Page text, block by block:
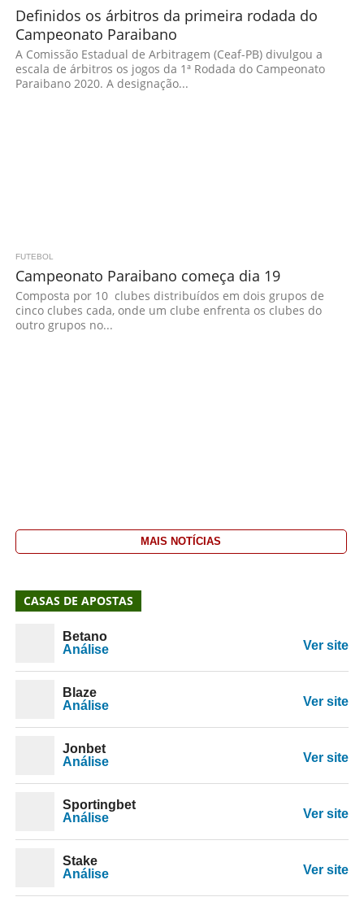
Definidos os árbitros da primeira rodada do
Campeonato Paraibano
A Comissão Estadual de Arbitragem (Ceaf-PB) divulgou a
escala de árbitros os jogos da 1ª Rodada do Campeonato
Paraibano 2020. A designação...
FUTEBOL
Campeonato Paraibano começa dia 19
Composta por 10 clubes distribuídos em dois grupos de
cinco clubes cada, onde um clube enfrenta os clubes do
outro grupos no...
MAIS NOTÍCIAS
CASAS DE APOSTAS
Betano
Análise
Ver site
Blaze
Análise
Ver site
Jonbet
Análise
Ver site
Sportingbet
Análise
Ver site
Stake
Análise
Ver site